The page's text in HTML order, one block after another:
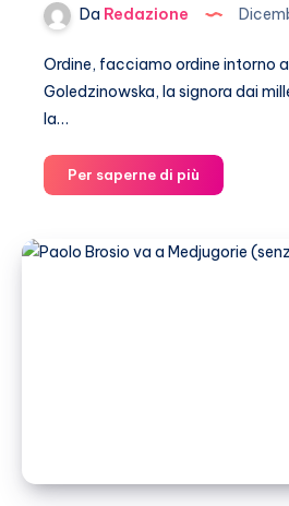
Da Redazione
Ordine, facciamo ordine intorno
Goledzinowska, la signora dai
la…
Per saperne di più
sposo